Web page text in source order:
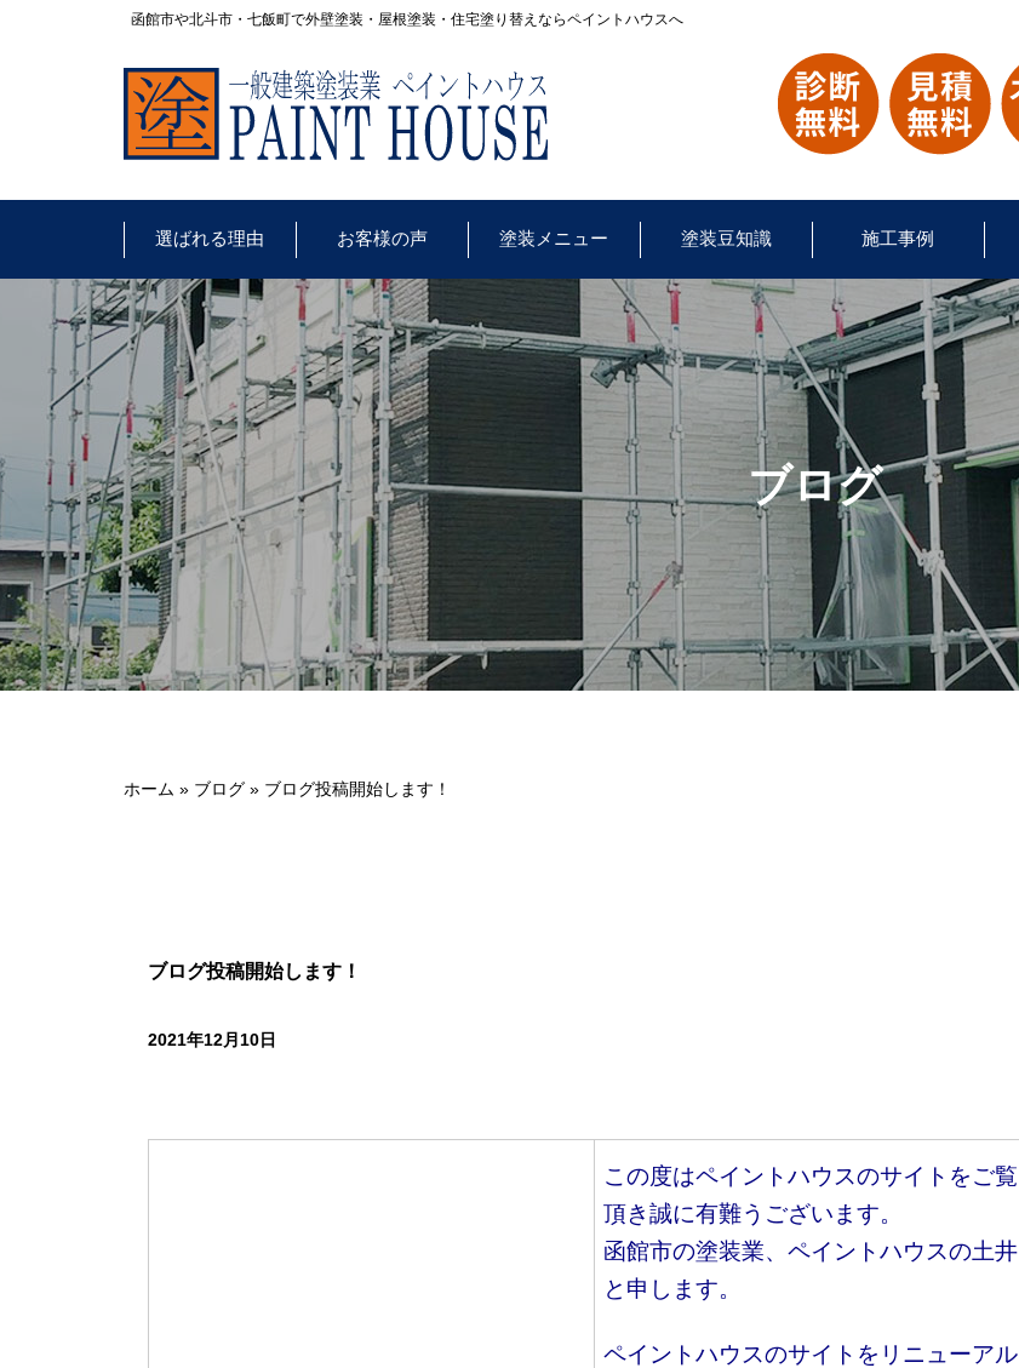
函館市や北斗市・七飯町で外壁塗装・屋根塗装・住宅塗り替えならペイントハウスへ
選ばれる理由 お客様の声 塗装メニュー 塗装豆知識 施工事例
ブログ
ホーム » ブログ » ブログ投稿開始します！
ブログ投稿開始します！
2021年12月10日
この度はペイントハウスのサイトをご覧
頂き誠に有難うございます。
函館市の塗装業、ペイントハウスの土井
と申します。
ペイントハウスのサイトをリニューアル